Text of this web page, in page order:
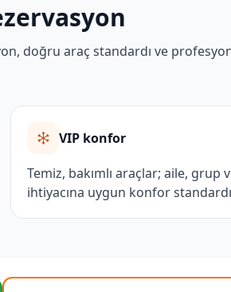
doğru araç standardı ve
VIP konfor
Temiz, bakımlı araçlar; aile, grup
ihtiyacına uygun konfor